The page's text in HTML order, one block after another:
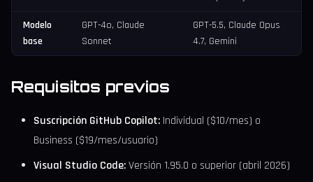
Modelo
base
GPT-4o, Claude
Sonnet
GPT-5.5, Claude Opus
4.7, Gemini
Requisitos previos
Suscripción GitHub Copilot: Individual ($10/mes) o
Business ($19/mes/usuario)
Visual Studio Code:Versión 1.95.0 o superior (abril 2026)